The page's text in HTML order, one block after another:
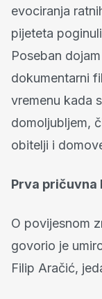
evociranja
pijeteta
Poseban
dokumentarni
vremenu kada
domoljubljem,
obitelji i
Prva pričuvna
O povijesnom
govorio je
Filip Aračić,